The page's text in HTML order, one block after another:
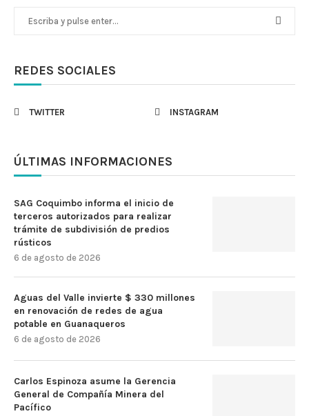
REDES SOCIALES
TWITTER INSTAGRAM
ÚLTIMAS INFORMACIONES
SAG Coquimbo informa el inicio de
terceros autorizados para realizar
trámite de subdivisión de predios
rústicos
6 de agosto de 2026
Aguas del Valle invierte $ 330 millones
en renovación de redes de agua
potable en Guanaqueros
6 de agosto de 2026
Carlos Espinoza asume la Gerencia
General de Compañía Minera del
Pacífico